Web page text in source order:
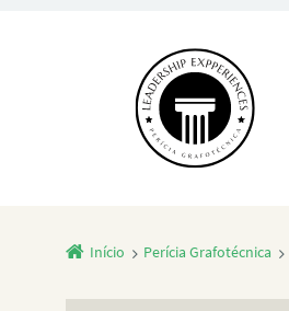
Início Perícia Grafotécnica